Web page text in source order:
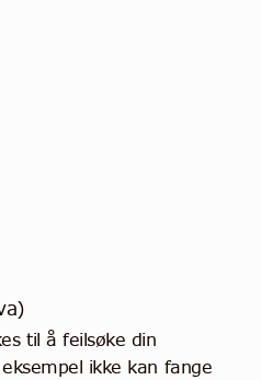
til å feilsøke din
ikke kan fange